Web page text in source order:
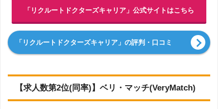
「リクルートドクターズキャリア」公式サイトはこちら
「リクルートドクターズキャリア」の評判・口コミ
【求人数第2位(同率)】ベリ・マッチ(VeryMatch)